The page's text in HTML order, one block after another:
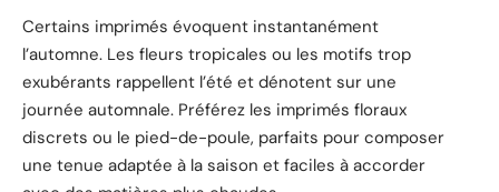
Certains imprimés évoquent instantanément
l’automne. Les fleurs tropicales ou les motifs trop
exubérants rappellent l’été et dénotent sur une
journée automnale. Préférez les imprimés floraux
discrets ou le pied-de-poule, parfaits pour composer
une tenue adaptée à la saison et faciles à accorder